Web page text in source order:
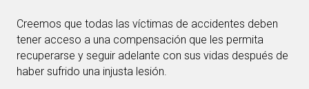
Creemos que todas las víctimas de accidentes deben
tener acceso a una compensación que les permita
recuperarse y seguir adelante con sus vidas después de
haber sufrido una injusta lesión.